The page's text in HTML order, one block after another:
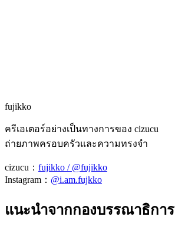
fujikko
ครีเอเตอร์อย่างเป็นทางการของ cizucu
ถ่ายภาพครอบครัวและความทรงจำ
cizucu： fujikko / @fujikko
Instagram： @i.am.fujkko
แนะนำจากกองบรรณาธิการ